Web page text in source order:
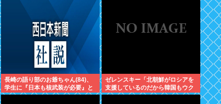
長崎の語り部のお爺ちゃん(84)、
学生に『日本も核武装が必要』と
言われびっくり
ゼレンスキー「北朝鮮がロシアを
支援しているのだから韓国もウク
ライナを支援しろ」